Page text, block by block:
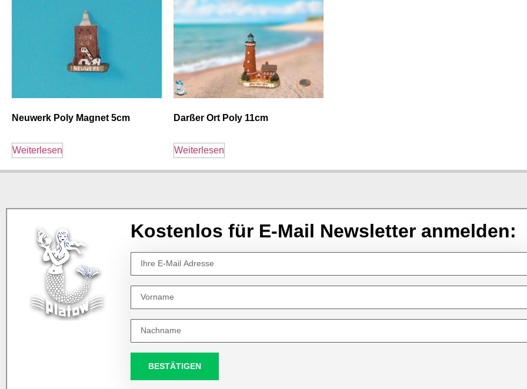
Neuwerk Poly Magnet 5cm
Weiterlesen
Darßer Ort Poly 11cm
Weiterlesen
Kostenlos für E-Mail Newsletter anmelden:
BESTÄTIGEN